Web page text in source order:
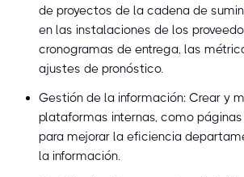
de proyectos de la cadena de
en las instalaciones de los
cronogramas de entrega, las
ajustes de pronóstico.
Gestión de la información: Crear y
plataformas internas, como páginas
para mejorar la eficiencia
la información.